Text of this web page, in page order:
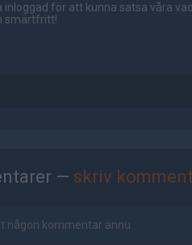
inloggad för att kunna satsa våra
smärtfritt!
— skriv
någon kommentar ännu.